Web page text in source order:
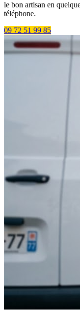
le bon artisan en
téléphone.
09 72 51 99 85